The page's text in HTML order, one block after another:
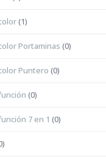
(1)
Portaminas (0)
Puntero (0)
(0)
7 en 1 (0)